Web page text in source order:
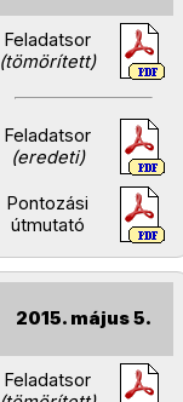
Feladatsor
(tömörített)
Feladatsor
(eredeti)
Pontozási
útmutató
2015. május 5.
Feladatsor